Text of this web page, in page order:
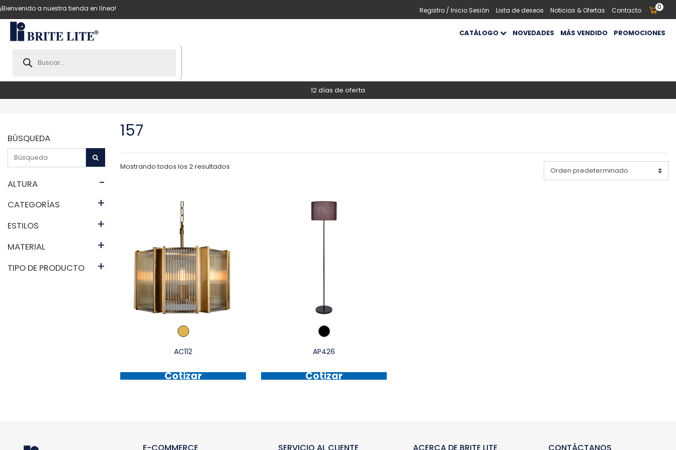
¡Bienvenido a nuestra tienda en línea! Registro / Inicio Sesión Lista de deseos Noticias & Ofertas Contacto 0
search
CATÁLOGO NOVEDADES MÁS VENDIDO PROMOCIONES
12 días de oferta
BÚSQUEDA
ALTURA -
CATEGORÍAS +
ESTILOS +
MATERIAL +
TIPO DE PRODUCTO +
157
Mostrando todos los 2 resultados
AC112
Cotizar
AP426
Cotizar